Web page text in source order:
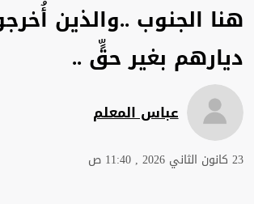
هنا الجنوب ..والذين
ديارهم بغير حقٍّ ..
عباس المعلم
23 كانون الثاني 2026 , 11:40 ص